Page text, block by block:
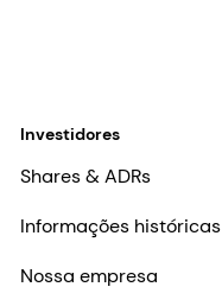
Investidores
Shares & ADRs
Informações históricas
Nossa empresa